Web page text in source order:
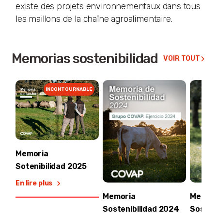
existe des projets environnementaux dans tous
les maillons de la chaîne agroalimentaire.
Memorias sostenibilidad VOIR TOUT
INCONTOURNABLE
Memoria
Sotenibilidad 2025
En lire plus
Memoria
Sostenibilidad 2024